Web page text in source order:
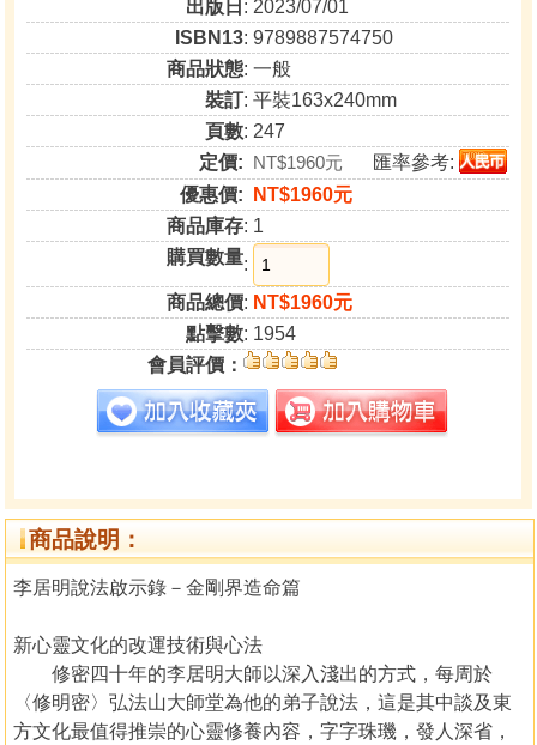
出版日 : 2023/07/01
ISBN13: 9789887574750
商品狀態: 一般
裝訂: 平裝163x240mm
頁數: 247
定價: NT$1960元
匯率參考:
優惠價:
NT$1960元
商品庫存: 1
購買數量:
商品總價: NT$1960元
點擊數: 1954
會員評價：
商品說明：
李居明說法啟示錄－金剛界造命篇
新心靈文化的改運技術與心法
修密四十年的李居明大師以深入淺出的方式，每周於
〈修明密〉弘法山大師堂為他的弟子說法，這是其中談及東
方文化最值得推崇的心靈修養內容，字字珠璣，發人深省，